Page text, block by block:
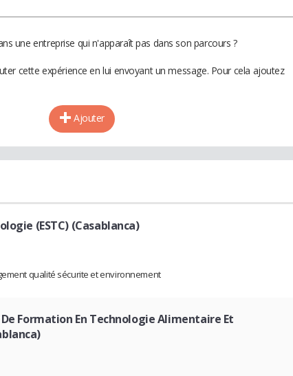
une entreprise qui n'apparaît pas dans son parcours ?
cette expérience en lui envoyant un message. Pour cela ajoutez
Ajouter
(ESTC) (Casablanca)
qualité sécurite et environnement
Formation En Technologie Alimentaire Et